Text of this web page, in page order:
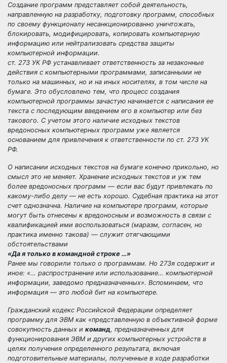
Создание программ представляет собой деятельность,
направленную на разработку, подготовку программ, способных
по своему функционалу несанкционированно уничтожать,
блокировать, модифицировать, копировать компьютерную
информацию или нейтрализовать средства защиты
компьютерной информации.
ст. 273 УК РФ устанавливает ответственность за незаконные
действия с компьютерными программами, записанными не
только на машинных, но и на иных носителях, в том числе на
бумаге. Это обусловлено тем, что процесс создания
компьютерной программы зачастую начинается с написания ее
текста с последующим введением его в компьютер или без
такового. С учетом этого наличие исходных текстов
вредоносных компьютерных программ уже является
основанием для привлечения к ответственности по ст. 273 УК
РФ.
О написании исходных текстов на бумаге конечно прикольно, но
смысл это не меняет. Хранение исходных текстов и уж тем
более вредоносных программ — если вас будут привлекать по
какому-либо делу — не есть хорошо. Судебная практика на этот
счет однозначна. Наличие на компьютере программ, которые
могут быть отнесены к вредоносным и возможность в связи с
квалификацией ими воспользоваться (маразм, согласен, но
практика именно такова) — служит отягчающими
обстоятельствами
«Да я только в командной строке …»
Ранее мы говорили только о программам. Но 273я содержит и
иное: «… распространение или использование… компьютерной
информации, заведомо предназначенных». Вспоминаем, что
информация — это любой бит на компьютере.
Гражданский кодекс Российской Федерации определяет
программу для ЭВМ как «представленную в объективной форме
совокупность данных и команд, предназначенных для
функционирования ЭВМ и других компьютерных устройств в
целях получения определенного результата, включая
подготовительные материалы, полученные в ходе разработки